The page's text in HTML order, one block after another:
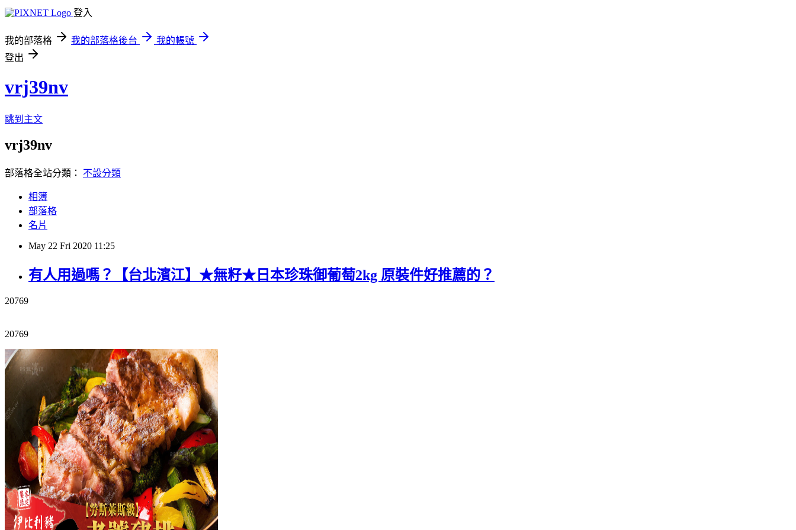
登入
我的部落格 我的部落格後台
我的帳號
登出
vrj39nv
跳到主文
vrj39nv
部落格全站分類： 不設分類
相簿
部落格
名片
May 22 Fri 2020 11:25
有人用過嗎？【台北濱江】★無籽★日本珍珠御葡萄2kg 原裝件好推薦的？
20769
20769